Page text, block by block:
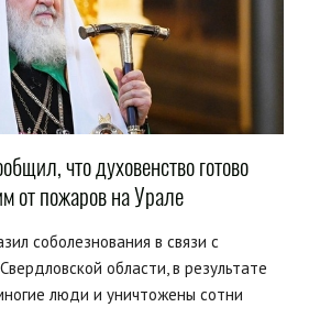
что духовенство готово
от пожаров на Урале
соболезнования в связи с
области, в результате
люди и уничтожены сотни